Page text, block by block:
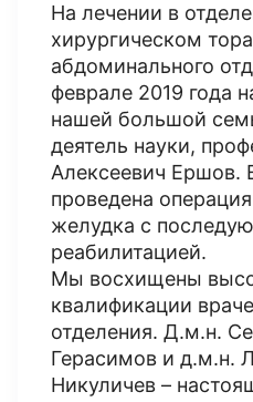
На лечении в
хирургическом
абдоминального
феврале 2019 года
нашей большой
деятель науки,
Алексеевич Ершов.
проведена
желудка с
реабилитацией.
Мы восхищены
квалификации
отделения. Д.м.н.
Герасимов и д.м.н.
Никуличев –